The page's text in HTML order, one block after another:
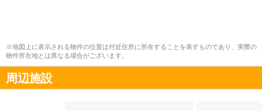
※地図上に表示される物件の位置は付近住所に所在することを表すものであり、実際の
物件所在地とは異なる場合がございます。
周辺施設